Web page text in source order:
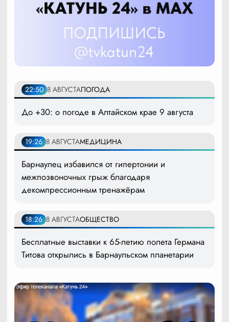
22:50 8 АВГУСТАПОГОДА
До +30: о погоде в Алтайском крае 9 августа
19:26 8 АВГУСТАМЕДИЦИНА
Барнаулец избавился от гипертонии и
межпозвоночных грыж благодаря
декомпрессионным тренажёрам
18:26 8 АВГУСТАОБЩЕСТВО
Бесплатные выставки к 65-летию полета Германа
Титова открылись в Барнаульском планетарии